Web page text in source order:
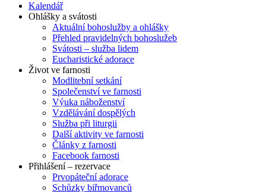
Kalendář
Ohlášky a svátosti
Aktuální bohoslužby a ohlášky
Přehled pravidelných bohoslužeb
Svátosti – služba lidem
Eucharistické adorace
Život ve farnosti
Modlitební setkání
Společenství ve farnosti
Výuka náboženství
Vzdělávání dospělých
Služba při liturgii
Další aktivity ve farnosti
Články z farnosti
Facebook farnosti
Přihlášení – rezervace
Prvopáteční adorace
Schůzky biřmovanců